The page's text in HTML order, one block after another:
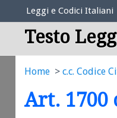
Elenco Codici Legali
Leggi e Codici Italiani
Testo
Home c.c. Codice
Art. 1700